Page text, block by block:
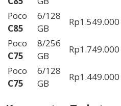
Poco
C85
6/128
GB
Rp1.549.000
Poco
C75
8/256
GB
Rp1.749.000
Poco
C75
6/128
GB
Rp1.449.000